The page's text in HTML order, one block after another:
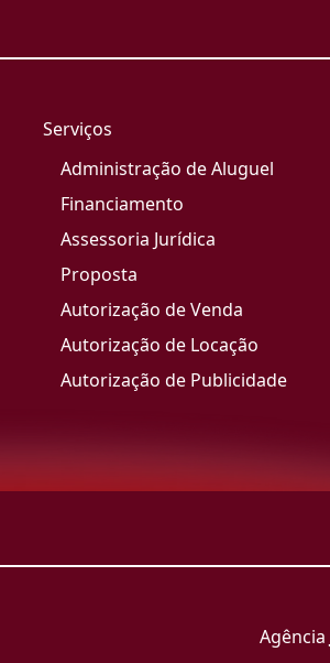
Serviços
Administração de Aluguel
Financiamento
Assessoria Jurídica
Proposta
Autorização de Venda
Autorização de Locação
Autorização de Publicidade
Agência